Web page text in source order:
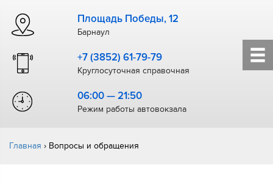
Площадь Победы, 12
Барнаул
+7 (3852) 61-79-79
Круглосуточная справочная
06:00 — 21:50
Режим работы автовокзала
Главная › Вопросы и обращения